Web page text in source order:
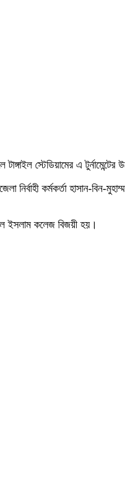
স্টেডিয়ামের এ
কর্মকর্তা হাসান-বিন-
ইসলাম কলেজ বিজয়ী হয়।